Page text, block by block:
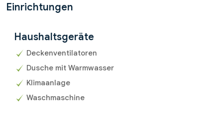
Einrichtungen
Haushaltsgeräte
Deckenventilatoren
Dusche mit Warmwasser
Klimaanlage
Waschmaschine